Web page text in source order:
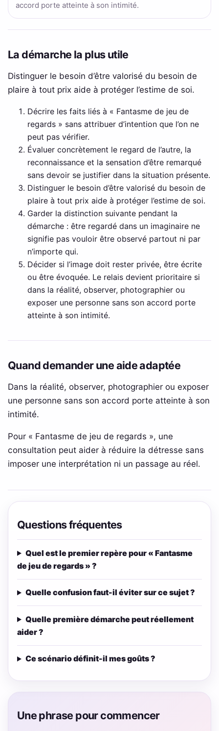
accord porte atteinte à son intimité.
La démarche la plus utile
Distinguer le besoin d’être valorisé du besoin de
plaire à tout prix aide à protéger l’estime de soi.
Décrire les faits liés à « Fantasme de jeu de
regards » sans attribuer d’intention que l’on ne
peut pas vérifier.
Évaluer concrètement le regard de l’autre, la
reconnaissance et la sensation d’être remarqué
sans devoir se justifier dans la situation présente.
Distinguer le besoin d’être valorisé du besoin de
plaire à tout prix aide à protéger l’estime de soi.
Garder la distinction suivante pendant la
démarche : être regardé dans un imaginaire ne
signifie pas vouloir être observé partout ni par
n’importe qui.
Décider si l’image doit rester privée, être écrite
ou être évoquée. Le relais devient prioritaire si
dans la réalité, observer, photographier ou
exposer une personne sans son accord porte
atteinte à son intimité.
Quand demander une aide adaptée
Dans la réalité, observer, photographier ou exposer
une personne sans son accord porte atteinte à son
intimité.
Pour « Fantasme de jeu de regards », une
consultation peut aider à réduire la détresse sans
imposer une interprétation ni un passage au réel.
Questions fréquentes
Quel est le premier repère pour « Fantasme
de jeu de regards » ?
Quelle confusion faut-il éviter sur ce sujet ?
Quelle première démarche peut réellement
aider ?
Ce scénario définit-il mes goûts ?
Une phrase pour commencer